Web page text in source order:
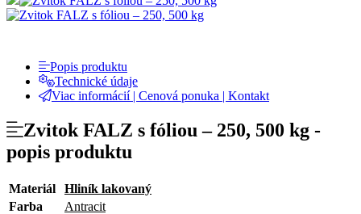
Popis produktu
Technické údaje
Viac informácií | Cenová ponuka | Kontakt
Zvitok FALZ s fóliou – 250, 500 kg -
popis produktu
Materiál
Hliník lakovaný
Farba
Antracit